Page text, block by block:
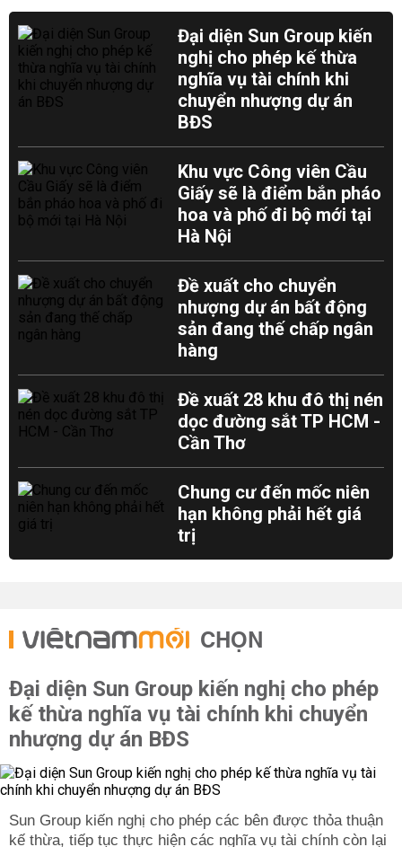
Đại diện Sun Group kiến
nghị cho phép kế thừa
nghĩa vụ tài chính khi
chuyển nhượng dự án
BĐS
Khu vực Công viên Cầu
Giấy sẽ là điểm bắn pháo
hoa và phố đi bộ mới tại
Hà Nội
Đề xuất cho chuyển
nhượng dự án bất động
sản đang thế chấp ngân
hàng
Đề xuất 28 khu đô thị nén
dọc đường sắt TP HCM -
Cần Thơ
Chung cư đến mốc niên
hạn không phải hết giá
trị
CHỌN
Đại diện Sun Group kiến nghị cho phép
kế thừa nghĩa vụ tài chính khi chuyển
nhượng dự án BĐS
Sun Group kiến nghị cho phép các bên được thỏa thuận
kế thừa, tiếp tục thực hiện các nghĩa vụ tài chính còn lại